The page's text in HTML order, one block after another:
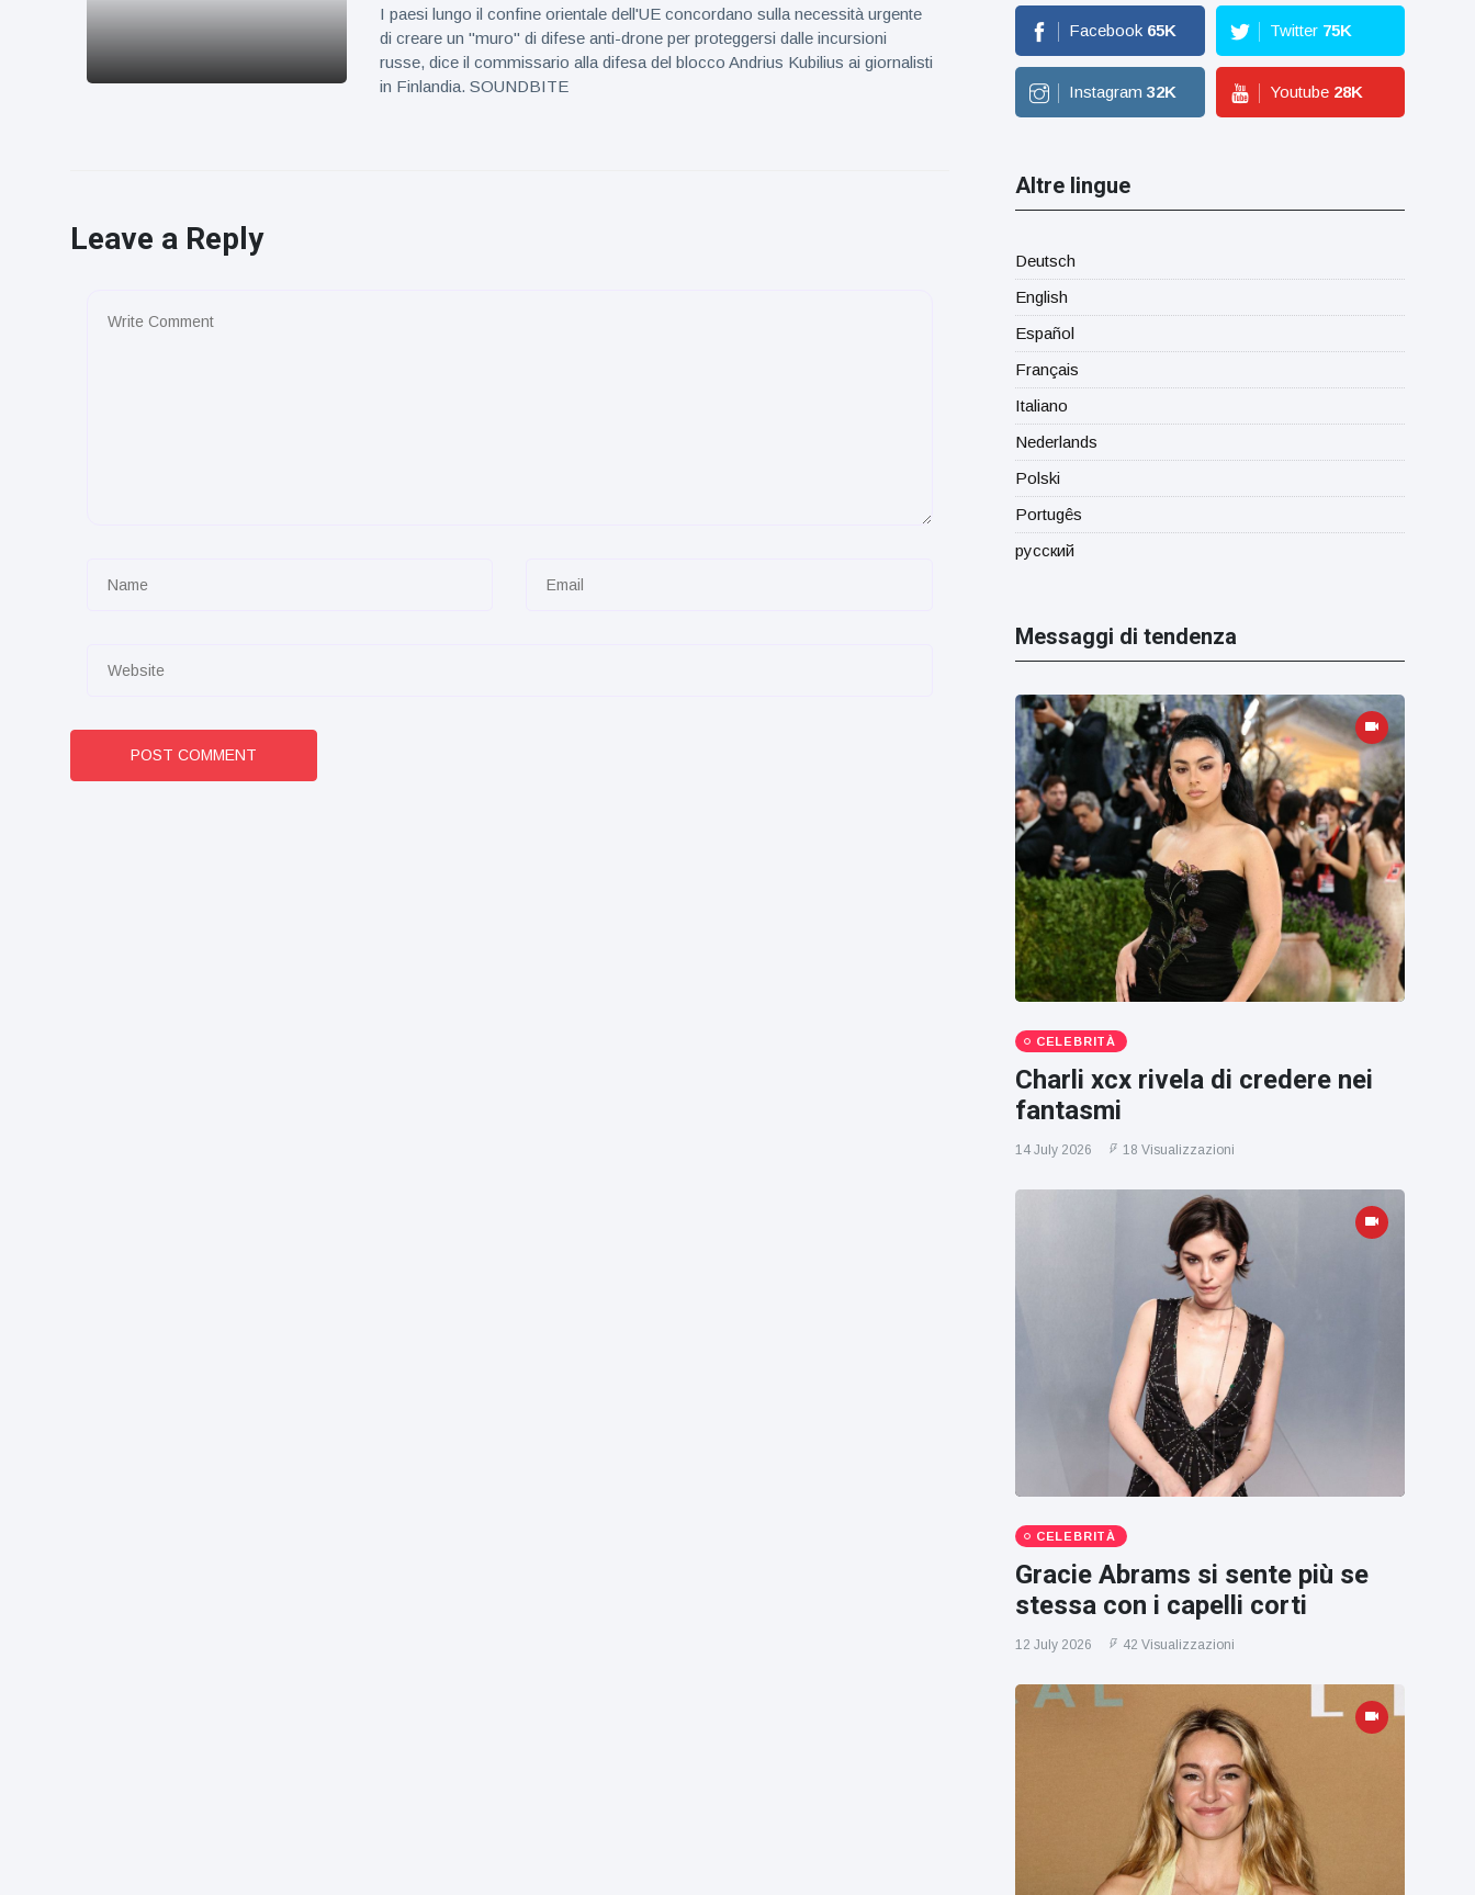
I paesi lungo il confine orientale dell'UE concordano sulla necessità urgente
di creare un "muro" di difese anti-drone per proteggersi dalle incursioni
russe, dice il commissario alla difesa del blocco Andrius Kubilius ai giornalisti
in Finlandia. SOUNDBITE
Leave a Reply
POST COMMENT
Facebook 65K Twitter 75K
Instagram 32K Youtube 28K
Altre lingue
Deutsch
English
Español
Français
Italiano
Nederlands
Polski
Portugês
русский
Messaggi di tendenza
CELEBRITÀ
Charli xcx rivela di credere nei
fantasmi
14 July 2026 18 Visualizzazioni
CELEBRITÀ
Gracie Abrams si sente più se
stessa con i capelli corti
12 July 2026 42 Visualizzazioni